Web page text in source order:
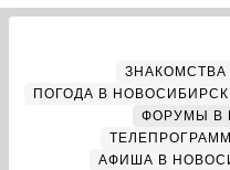
ПОГОДА В
ФОРУМЫ В
АФИША В